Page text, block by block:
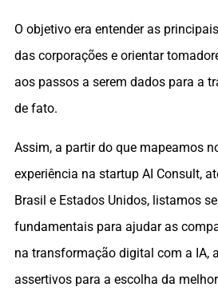
O objetivo era entender as
das corporações e orientar
aos passos a serem dados para a
de fato.
Assim, a partir do que mapeamos
experiência na startup AI Consult,
Brasil e Estados Unidos, listamos
fundamentais para ajudar as
na transformação digital com a IA,
assertivos para a escolha da